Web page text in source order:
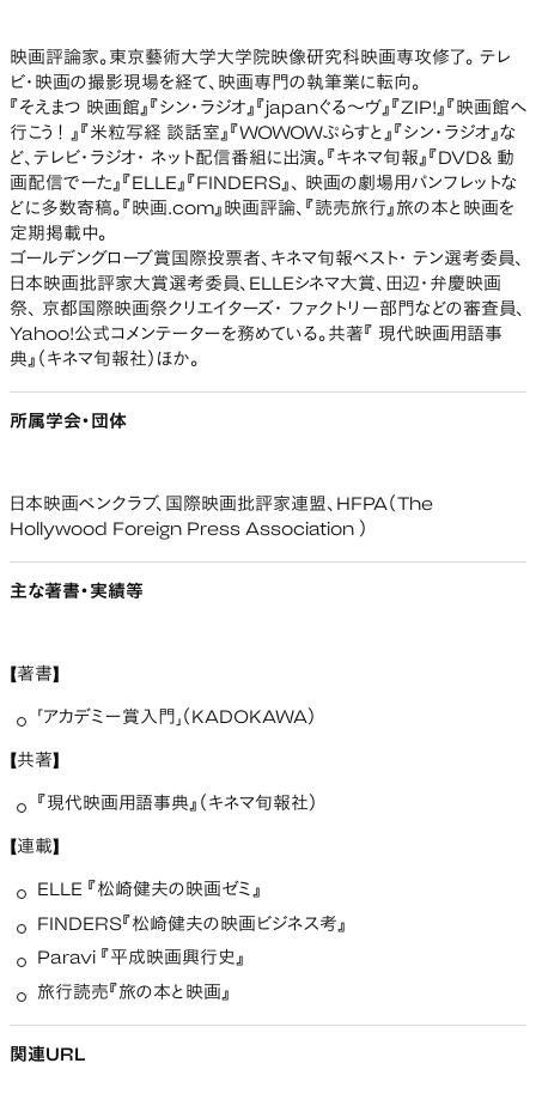
映画評論家。東京藝術大学大学院映像研究科映画専攻修了。 テレ
ビ・映画の撮影現場を経て、映画専門の執筆業に転向。
『そえまつ 映画館』『シン・ラジオ』『japanぐる～ヴ』『ZIP!』『映画館へ
行こう！ 』『米粒写経 談話室』『WOWOWぷらすと』『シン・ラジオ』な
ど、テレビ・ラジオ・ ネット配信番組に出演。『キネマ旬報』『DVD& 動
画配信でーた』『ELLE』『FINDERS』、 映画の劇場用パンフレットな
どに多数寄稿。『映画.com』映画評論、『読売旅行』旅の本と映画を
定期掲載中。
ゴールデングローブ賞国際投票者、キネマ旬報ベスト・ テン選考委員、
日本映画批評家大賞選考委員、ELLEシネマ大賞、田辺・弁慶映画
祭、 京都国際映画祭クリエイターズ・ ファクトリー部門などの審査員、
Yahoo!公式コメンテーターを務めている。共著『 現代映画用語事
典』（キネマ旬報社）ほか。
所属学会・団体
日本映画ペンクラブ、国際映画批評家連盟、HFPA（The
Hollywood Foreign Press Association ）
主な著書・実績等
【著書】
「アカデミー賞入門」（KADOKAWA）
【共著】
『現代映画用語事典』（キネマ旬報社）
【連載】
ELLE 『松崎健夫の映画ゼミ』
FINDERS『松崎健夫の映画ビジネス考』
Paravi 『平成映画興行史』
旅行読売『旅の本と映画』
関連URL